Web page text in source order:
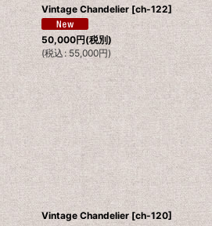
Vintage Chandelier [ch-122]
50,000円(税別)
(税込 : 55,000円)
Vintage Chandelier[ch-120]